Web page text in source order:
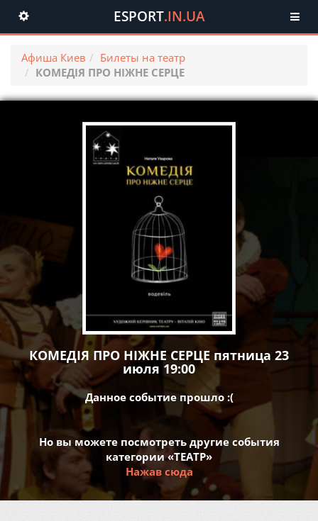
Toggle
navigation
ESPORT.IN.UA
Афиша Киев
Билеты на театр
КОМЕДІЯ ПРО НІЖНЕ СЕРЦЕ
КОМЕДІЯ ПРО НІЖНЕ СЕРЦЕ пятница 23
июля 19:00
Данное событие прошло :(
Но вы можете посмотреть другие события
категории «ТЕАТР»
Нажав сюда